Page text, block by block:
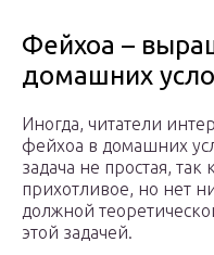
Фейхоа –
домашних
Иногда, читатели
фейхоа в домашних
задача не простая, так
прихотливое, но нет
должной
этой задачей.